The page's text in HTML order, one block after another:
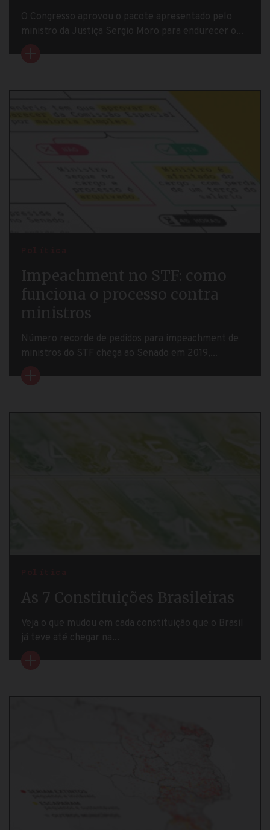
O Congresso aprovou o pacote apresentado pelo
ministro da Justiça Sergio Moro para endurecer o...
Impeachment no STF: como
funciona o processo contra
ministros
Número recorde de pedidos para impeachment de
ministros do STF chega ao Senado em 2019,...
As 7 Constituições Brasileiras
Veja o que mudou em cada constituição que o Brasil
já teve até chegar na...